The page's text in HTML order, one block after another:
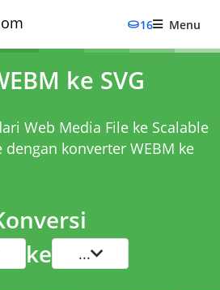
16 Menu
ke SVG
Web Media File ke Scalable
dengan konverter WEBM ke
ke ...